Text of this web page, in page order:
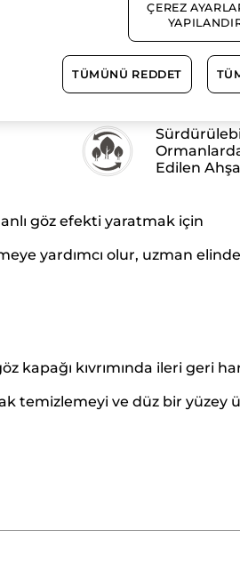
Edilen
göz efekti yaratmak için
yardımcı olur, uzman
göz kapağı kıvrımında ileri
temizlemeyi ve düz bir yüzey
ÇEREZ
TÜMÜNÜ REDDET